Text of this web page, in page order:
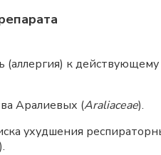
к
Аралиевых (Araliaceae).
ухудшения